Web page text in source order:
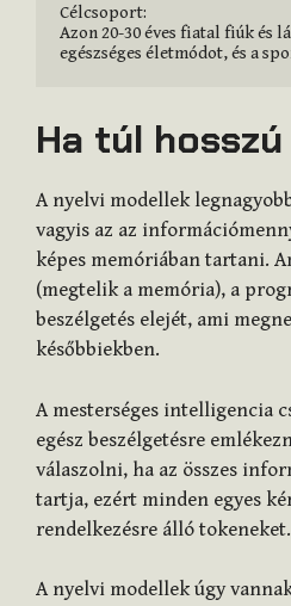
Célcsoport:
Azon 20-30 éves fiatal fiúk és
egészséges életmódot, és a
Ha túl
A nyelvi modellek
vagyis az az
képes memóriában tartani.
(megtelik a memória), a
beszélgetés elejét, ami
későbbiekben.
A mesterséges intelligencia
egész beszélgetésre
válaszolni, ha az összes
tartja, ezért minden egyes
rendelkezésre álló tokeneket.
A nyelvi modellek úgy